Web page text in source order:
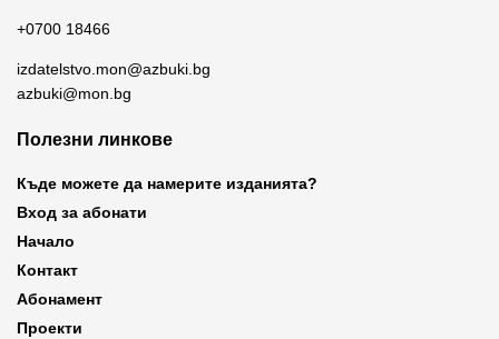
+0700 18466
izdatelstvo.mon@azbuki.bg
azbuki@mon.bg
Полезни линкове
Къде можете да намерите изданията?
Вход за абонати
Начало
Контакт
Абонамент
Проекти